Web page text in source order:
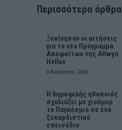
Περισσότερα άρθρα
Ξεκίνησαν οι αιτήσεις
για το νέο Πρόγραμμα
Αποφοίτων της Allwyn
Hellas
4 Αυγούστου, 2026
Η δημοφιλής ηθοποιός
σχολιάζει με χιούμορ
το Παγκόσμιο σε ένα
ξεκαρδιστικό
επεισόδιο